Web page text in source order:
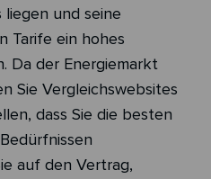
liegen und seine
Tarife ein hohes
Da der Energiemarkt
Sie Vergleichswebsites
dass Sie die besten
auf den Vertrag,